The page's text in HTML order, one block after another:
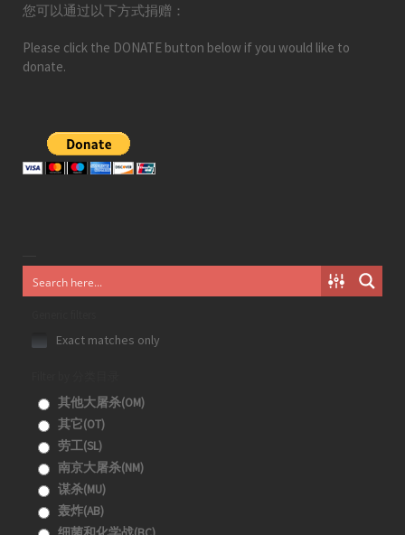
您可以通过以下方式捐赠：
Please click the DONATE button below if you would like to
donate.
Exact matches only
其他大屠杀(OM)
其它(OT)
劳工(SL)
南京大屠杀(NM)
谋杀(MU)
轰炸(AB)